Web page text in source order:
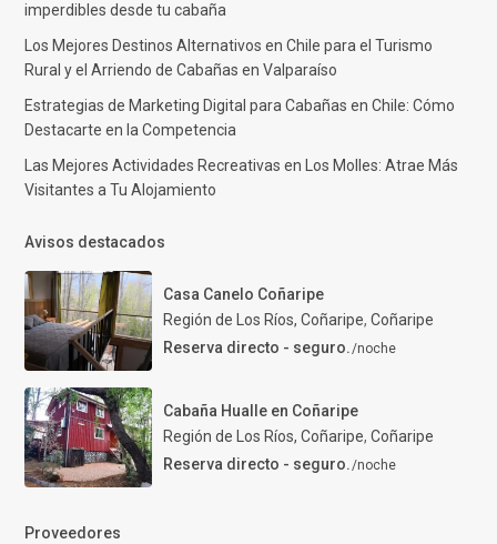
imperdibles desde tu cabaña
Los Mejores Destinos Alternativos en Chile para el Turismo
Rural y el Arriendo de Cabañas en Valparaíso
Estrategias de Marketing Digital para Cabañas en Chile: Cómo
Destacarte en la Competencia
Las Mejores Actividades Recreativas en Los Molles: Atrae Más
Visitantes a Tu Alojamiento
Avisos destacados
Casa Canelo Coñaripe
Región de Los Ríos, Coñaripe, Coñaripe
Reserva directo - seguro./noche
Cabaña Hualle en Coñaripe
Región de Los Ríos, Coñaripe, Coñaripe
Reserva directo - seguro./noche
Proveedores